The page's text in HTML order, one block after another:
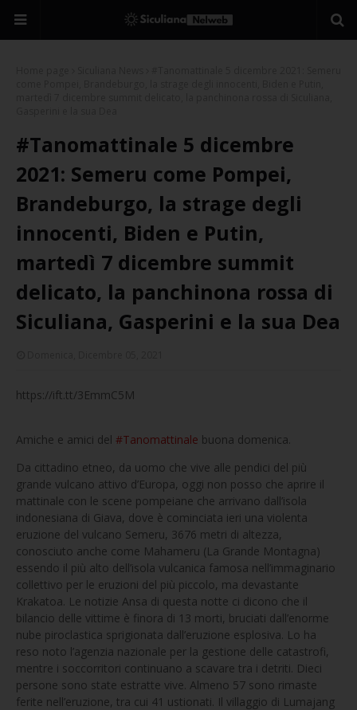
#Tanomattinale 5 dicembre
2021: Semeru come Pompei,
Brandeburgo, la strage degli
innocenti, Biden e Putin,
martedì 7 dicembre summit
delicato, la panchinona rossa di
Siculiana, Gasperini e la sua Dea
https://ift.tt/3EmmC5M
Amiche e amici del #Tanomattinale buona domenica.
Da cittadino etneo, da uomo che vive alle pendici del più
grande vulcano attivo d’Europa, oggi non posso che aprire il
mattinale con le scene pompeiane che arrivano dall’isola
indonesiana di Giava, dove è cominciata ieri una violenta
eruzione del vulcano Semeru, 3676 metri di altezza,
conosciuto anche come Mahameru (La Grande Montagna)
essendo il più alto dell’isola vulcanica famosa nell’immaginario
collettivo per le eruzioni del più piccolo, ma devastante
Krakatoa. Le notizie Ansa di questa notte ci dicono che il
bilancio delle vittime è finora di 13 morti, bruciati dall’enorme
nube piroclastica sprigionata dall’eruzione esplosiva. Lo ha
reso noto l’agenzia nazionale per la gestione delle catastrofi,
mentre i soccorritori continuano a scavare tra i detriti. Dieci
persone sono state estratte vive. Almeno 57 sono rimaste
ferite nell’eruzione, tra cui 41 ustionati. Il villaggio di Lumajang